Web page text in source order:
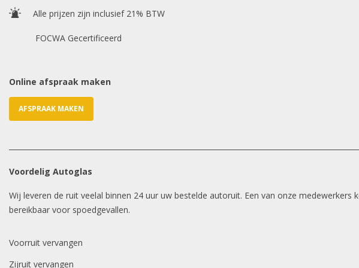
Alle prijzen zijn inclusief 21% BTW
FOCWA Gecertificeerd
Online afspraak maken
AFSPRAAK MAKEN
Voordelig Autoglas
Wij leveren de ruit veelal binnen 24 uur uw bestelde autoruit. Een van onze
bereikbaar voor spoedgevallen.
Voorruit vervangen
Zijruit vervangen